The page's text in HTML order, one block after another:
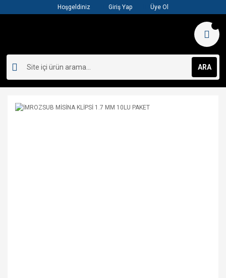
Hoşgeldiniz Giriş Yap Üye Ol
ARA